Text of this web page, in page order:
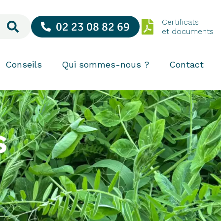
02 23 08 82 69
Certificats
et documents
Conseils Qui sommes-nous ? Contact